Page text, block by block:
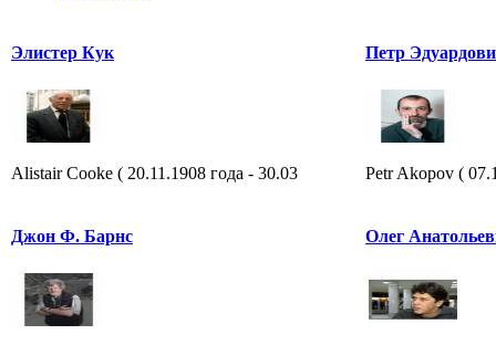
Элистер Кук
Alistair Cooke ( 20.11.1908 года - 30.03
Петр
Petr Akopov (
Джон Ф. Барнс Олег